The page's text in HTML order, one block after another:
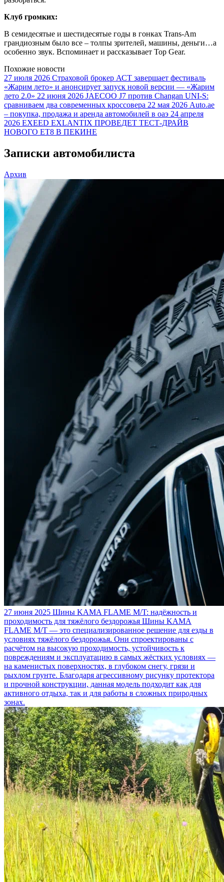
Клуб громких:
В семидесятые и шестидесятые годы в гонках Trans-Am
грандиозным было все – толпы зрителей, машины, деньги…а
особенно звук. Вспоминает и рассказывает Top Gear.
Похожие новости
27 июля 2026 Страховой брокер АСТ завершает фестиваль
«Жарим лето» и анонсирует запуск новой версии — «Жарим
лето 2.0» 22 июня 2026 JAECOO J7 против Changan UNI-S:
сравниваем два современных кроссовера 22 мая 2026 Auto.ae
– покупка, продажа и аренда автомобилей в оаэ 24 апреля
2026 EXEED EXLANTIX ПРОВЕДЕТ ТЕСТ-ДРАЙВ
НОВОГО ET8 В ПЕКИНЕ
Записки автомобилиста
Архив
27 июня 2025 Шины KAMA FLAME M/T: надёжность и
проходимость для тяжёлого бездорожья Шины KAMA
FLAME M/T — это специализированное решение для езды в
условиях тяжёлого бездорожья. Они спроектированы с
расчётом на высокую проходимость, устойчивость к
повреждениям и эксплуатацию в самых жёстких условиях —
на каменистых поверхностях, в глубоком снегу, грязи и
рыхлом грунте. Благодаря агрессивному рисунку протектора
и прочной конструкции, данная модель подходит как для
активного отдыха, так и для работы в сложных природных
зонах.